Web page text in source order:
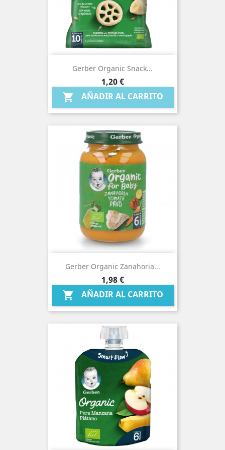
Gerber Organic Snack...
Precio
1,20 €
 AÑADIR AL CARRITO
Gerber Organic Zanahoria...
Precio
1,98 €
 AÑADIR AL CARRITO